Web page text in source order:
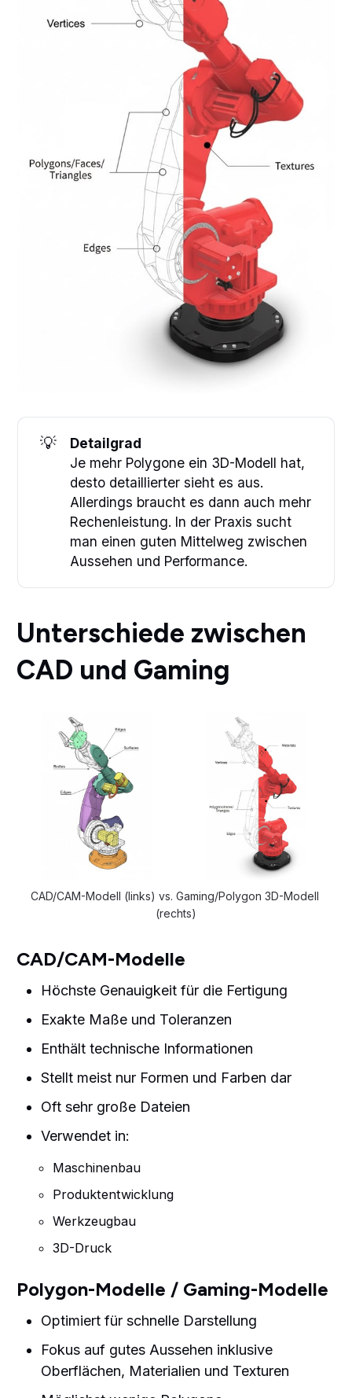
💡
Detailgrad
Je mehr Polygone ein 3D-Modell hat,
desto detaillierter sieht es aus.
Allerdings braucht es dann auch mehr
Rechenleistung. In der Praxis sucht
man einen guten Mittelweg zwischen
Aussehen und Performance.
Unterschiede zwischen
CAD und Gaming
CAD/CAM-Modell (links) vs. Gaming/Polygon 3D-Modell
(rechts)
CAD/CAM-Modelle
Höchste Genauigkeit für die Fertigung
Exakte Maße und Toleranzen
Enthält technische Informationen
Stellt meist nur Formen und Farben dar
Oft sehr große Dateien
Verwendet in:
Maschinenbau
Produktentwicklung
Werkzeugbau
3D-Druck
Polygon-Modelle / Gaming-Modelle
Optimiert für schnelle Darstellung
Fokus auf gutes Aussehen inklusive
Oberflächen, Materialien und Texturen